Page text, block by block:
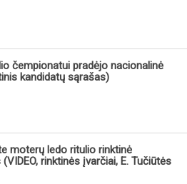
čempionatui pradėjo nacionalinė
kandidatų sąrašas)
moterų ledo ritulio rinktinė
rinktinės įvarčiai, E. Tučiūtės